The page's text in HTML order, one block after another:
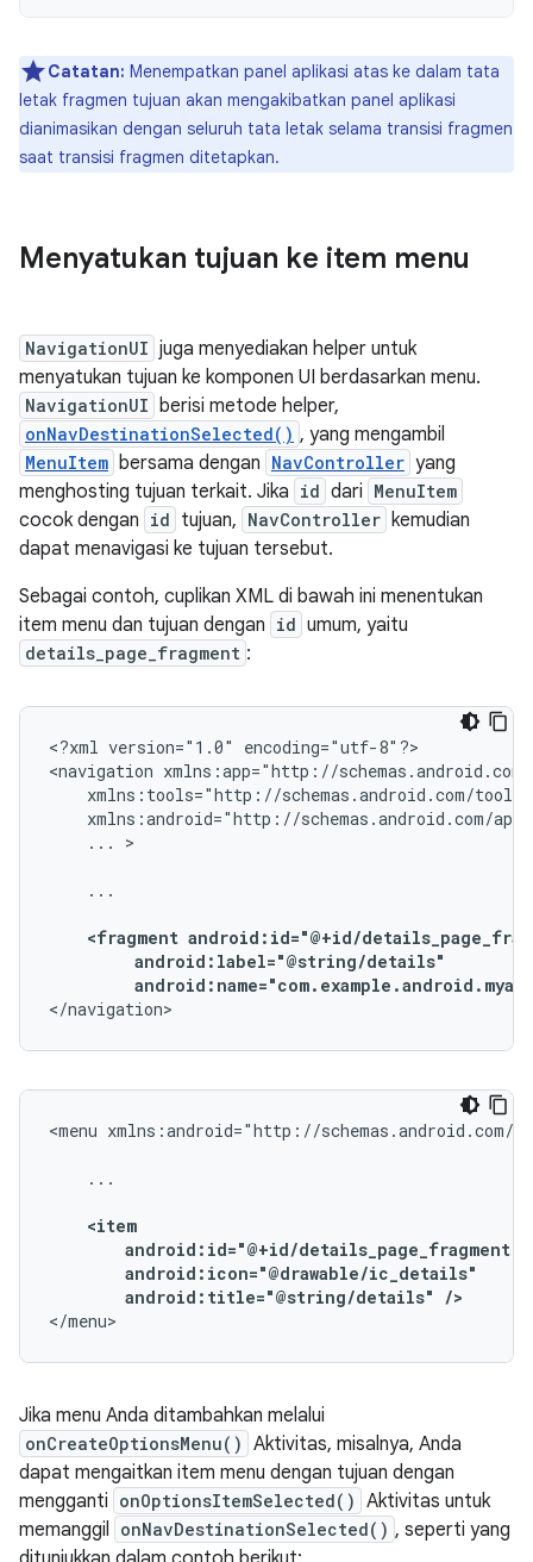
Catatan: Menempatkan panel aplikasi atas ke dalam tata
letak fragmen tujuan akan mengakibatkan panel aplikasi
dianimasikan dengan seluruh tata letak selama transisi fragmen
saat transisi fragmen ditetapkan.
Menyatukan tujuan ke item menu
NavigationUI juga menyediakan helper untuk
menyatukan tujuan ke komponen UI berdasarkan menu.
NavigationUI berisi metode helper,
onNavDestinationSelected() , yang mengambil
MenuItem bersama dengan NavController yang
menghosting tujuan terkait. Jika id dari MenuItem
cocok dengan id tujuan, NavController kemudian
dapat menavigasi ke tujuan tersebut.
Sebagai contoh, cuplikan XML di bawah ini menentukan
item menu dan tujuan dengan id umum, yaitu
details_page_fragment :
<?xml version="1.0"
encoding="utf-8"?>
<navigation
... >
...
<fragment
</navigation>
<menu xmlns:android="http://schemas.android.com/
...
android:title="@string/details" />
</menu>
Jika menu Anda ditambahkan melalui
onCreateOptionsMenu() Aktivitas, misalnya, Anda
dapat mengaitkan item menu dengan tujuan dengan
mengganti onOptionsItemSelected() Aktivitas untuk
memanggil onNavDestinationSelected() , seperti yang